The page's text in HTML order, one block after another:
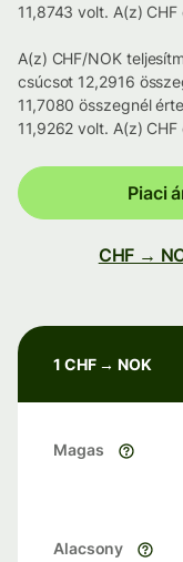
11,8743 volt. A(z)
A(z) CHF/NOK
csúcsot 12,2916
11,7080 összegnél
11,9262 volt. A(z)
Piaci
CHF →
1 CHF → NOK
Magas
Alacsony